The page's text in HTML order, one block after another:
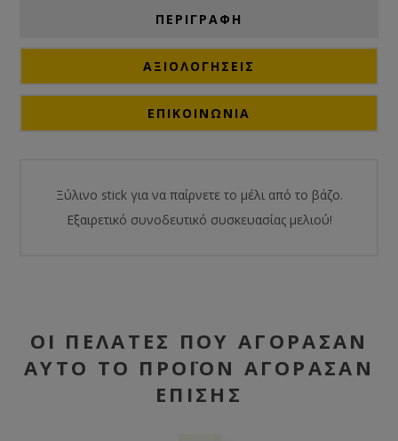
ΠΕΡΙΓΡΑΦΗ
ΑΞΙΟΛΟΓΉΣΕΙΣ
ΕΠΙΚΟΙΝΩΝΙΑ
Ξύλινο stick για να παίρνετε το μέλι από το βάζο.
Εξαιρετικό συνοδευτικό συσκευασίας μελιού!
ΟΙ ΠΕΛΆΤΕΣ ΠΟΥ ΑΓΌΡΑΣΑΝ
ΑΥΤΌ ΤΟ ΠΡΟΪΌΝ ΑΓΌΡΑΣΑΝ
ΕΠΊΣΗΣ